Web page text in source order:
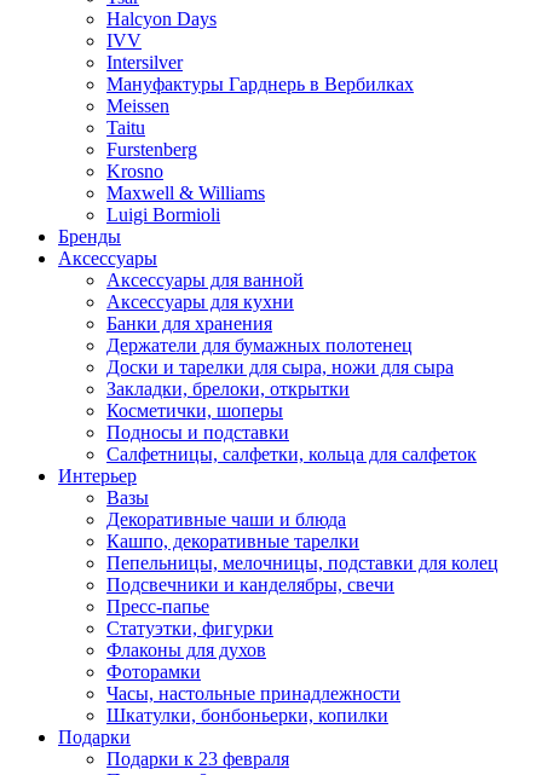
Halcyon Days
IVV
Intersilver
Мануфактуры Гарднерь в Вербилках
Meissen
Taitu
Furstenberg
Krosno
Maxwell & Williams
Luigi Bormioli
Бренды
Аксессуары
Аксессуары для ванной
Аксессуары для кухни
Банки для хранения
Держатели для бумажных полотенец
Доски и тарелки для сыра, ножи для сыра
Закладки, брелоки, открытки
Косметички, шоперы
Подносы и подставки
Салфетницы, салфетки, кольца для салфеток
Интерьер
Вазы
Декоративные чаши и блюда
Кашпо, декоративные тарелки
Пепельницы, мелочницы, подставки для колец
Подсвечники и канделябры, свечи
Пресс-папье
Статуэтки, фигурки
Флаконы для духов
Фоторамки
Часы, настольные принадлежности
Шкатулки, бонбоньерки, копилки
Подарки
Подарки к 23 февраля